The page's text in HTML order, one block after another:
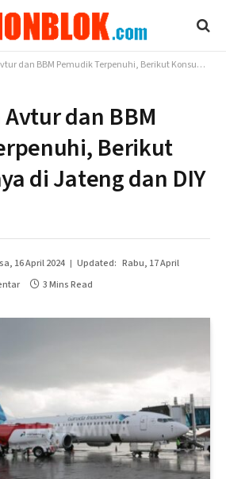
BBM Pemudik Terpenuhi, Berikut Konsumsinya di Jateng dan DIY
dan BBM
Berikut
di Jateng dan DIY
16 April 2024 Updated: Rabu, 17 April
3 Mins Read